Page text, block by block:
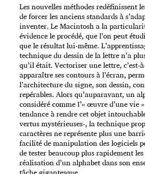
Les nouvelles méthodes redéfinissent
de forcer les anciens standards à
inventer. Le Macintosh a la
évidence le procédé, que l’on peut
que le résultat lui-même.
technique du dessin de la lettre n’a
qu’il était. Vectoriser une lettre, c’est-
apparaître ses contours à l’écran,
l’architecture du signe, son dessin,
repérables. Alors qu’auparavant, un
considéré comme I’« œuvre d’une
tendance à rendre cet objet
vertus mystérieuses-, la technique
caractères ne représente plus une
facilité de manipulation des logiciels
de tester beaucoup plus rapidement
réalisation d’un alphabet dans son